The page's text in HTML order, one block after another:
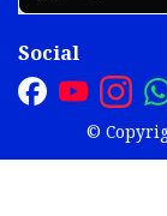
Social
©